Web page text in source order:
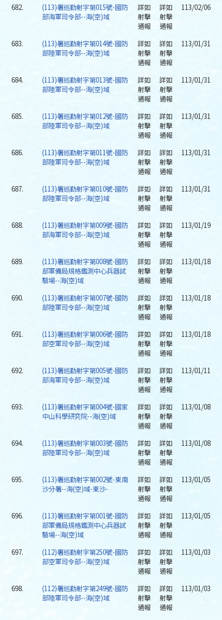
682.
(113)署巡勤射字第015號-國防
部海軍司令部--海(空)域
詳如
射擊
通報
詳如
射擊
通報
113/02/06
683.
(113)署巡勤射字第014號-國防
部陸軍司令部--海(空)域
詳如
射擊
通報
詳如
射擊
通報
113/01/31
684.
(113)署巡勤射字第013號-國防
部陸軍司令部--海(空)域
詳如
射擊
通報
詳如
射擊
通報
113/01/31
685.
(113)署巡勤射字第012號-國防
部陸軍司令部--海(空)域
詳如
射擊
通報
詳如
射擊
通報
113/01/31
686.
(113)署巡勤射字第011號-國防
部陸軍司令部--海(空)域
詳如
射擊
通報
詳如
射擊
通報
113/01/31
687.
(113)署巡勤射字第010號-國防
部陸軍司令部--海(空)域
詳如
射擊
通報
詳如
射擊
通報
113/01/31
688.
(113)署巡勤射字第009號-國防
部海軍司令部--海(空)域
詳如
射擊
通報
詳如
射擊
通報
113/01/19
689.
(113)署巡勤射字第008號-國防
部軍備局規格鑑測中心兵器試
驗場--海(空)域
詳如
射擊
通報
詳如
射擊
通報
113/01/18
690.
(113)署巡勤射字第007號-國防
部陸軍司令部--海(空)域
詳如
射擊
通報
詳如
射擊
通報
113/01/18
691.
(113)署巡勤射字第006號-國防
部空軍司令部--海(空)域
詳如
射擊
通報
詳如
射擊
通報
113/01/18
692.
(113)署巡勤射字第005號-國防
部海軍司令部--海(空)域
詳如
射擊
通報
詳如
射擊
通報
113/01/11
693.
(113)署巡勤射字第004號-國家
中山科學研究院--海(空)域
詳如
射擊
通報
詳如
射擊
通報
113/01/08
694.
(113)署巡勤射字第003號-國防
部陸軍司令部--海(空)域
詳如
射擊
通報
詳如
射擊
通報
113/01/08
695.
(113)署巡勤射字第002號-東南
沙分署--海(空)域-東沙-
詳如
射擊
通報
詳如
射擊
通報
113/01/05
696.
(113)署巡勤射字第001號-國防
部軍備局規格鑑測中心兵器試
驗場--海(空)域
詳如
射擊
通報
詳如
射擊
通報
113/01/05
697.
(112)署巡勤射字第250號-國防
部空軍司令部--海(空)域
詳如
射擊
通報
詳如
射擊
通報
113/01/03
698.
(112)署巡勤射字第249號-國防
部陸軍司令部--海(空)域
詳如
射擊
通報
詳如
射擊
通報
113/01/03